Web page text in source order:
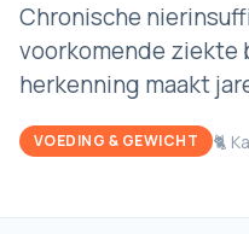
Chronische
voorkomende ziekte
herkenning maakt
VOEDING & GEWICHT 🐈